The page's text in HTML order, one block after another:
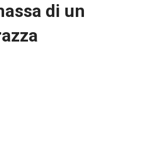
di un